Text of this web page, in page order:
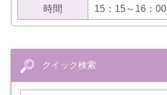
時間 15：15～16：00
クイック検索